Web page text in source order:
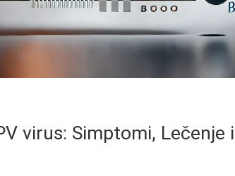
virus: Simptomi, Lečenje